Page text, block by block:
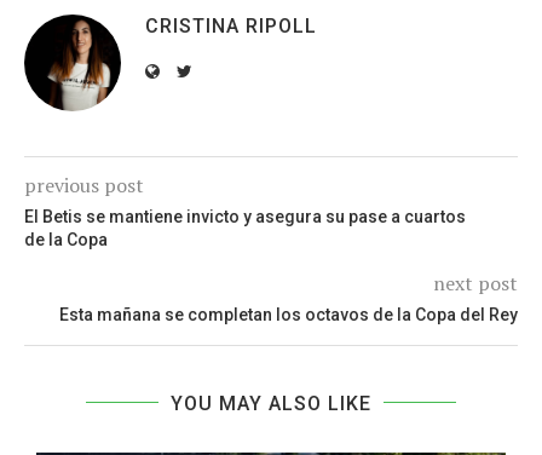
CRISTINA RIPOLL
previous post
El Betis se mantiene invicto y asegura su pase a cuartos
de la Copa
next post
Esta mañana se completan los octavos de la Copa del Rey
YOU MAY ALSO LIKE